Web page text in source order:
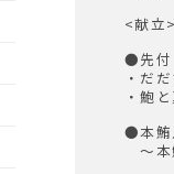
<献立>
●先付
・だ
・鮑
●本鮪
～本